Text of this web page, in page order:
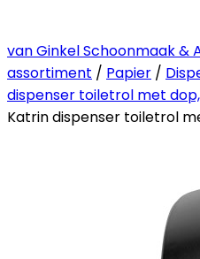
van Ginkel Schoonmaak &
assortiment / Papier /
dispenser toiletrol met
Katrin dispenser toiletrol